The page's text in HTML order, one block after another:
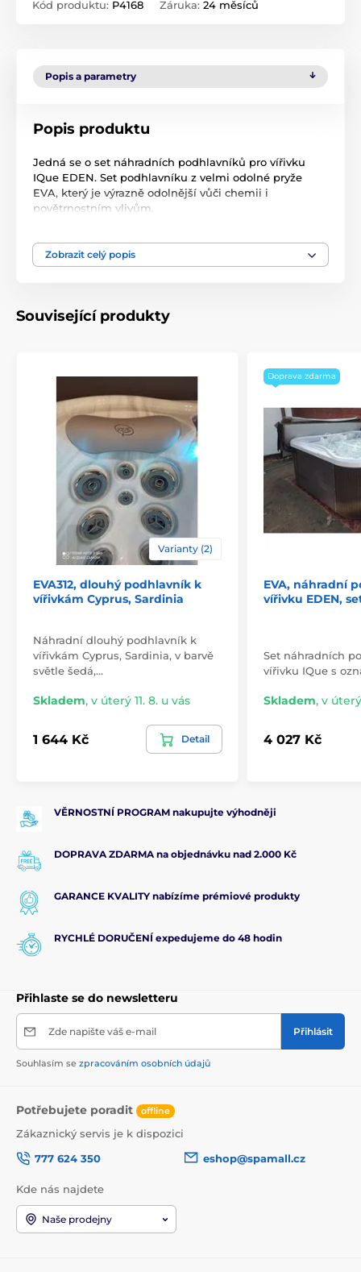
Kód produktu: P4168 Záruka: 24 měsíců
Popis a parametry
Popis produktu
Jedná se o set náhradních podhlavníků pro vířivku
IQue EDEN. Set podhlavníku z velmi odolné pryže
EVA, který je výrazně odolnější vůči chemii i
povětrnostním vlivům.
rohový podhlavník (EVA114)
Zobrazit celý popis
Související produkty
Varianty (2)
EVA312, dlouhý podhlavník k
vířivkám Cyprus, Sardinia
Náhradní dlouhý podhlavník k
vířivkám Cyprus, Sardinia, v barvě
světle šedá,…
Skladem, v úterý 11. 8. u vás
1 644 Kč Detail
Doprava zdarma
EVA, náhradní
vířivku EDEN,
Set náhradních
vířivku IQue s
Skladem, v úterý
4 027 Kč
VĚRNOSTNÍ PROGRAM nakupujte výhodněji
DOPRAVA ZDARMA na objednávku nad 2.000 Kč
GARANCE KVALITY nabízíme prémiové produkty
RYCHLÉ DORUČENÍ expedujeme do 48 hodin
Přihlaste se do newsletteru
Zde napište váš e-mail Přihlásit
Souhlasím se zpracováním osobních údajů
Potřebujete poradit offline
Zákaznický servis je k dispozici
777 624 350
eshop@spamall.cz
Kde nás najdete
Naše prodejny